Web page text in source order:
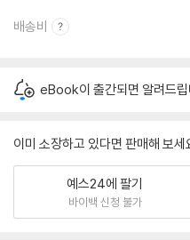
배송비
eBook이 출간되면 알려드립
이미 소장하고 있다면 판매해 보세
예스24에 팔기
바이백 신청 불가